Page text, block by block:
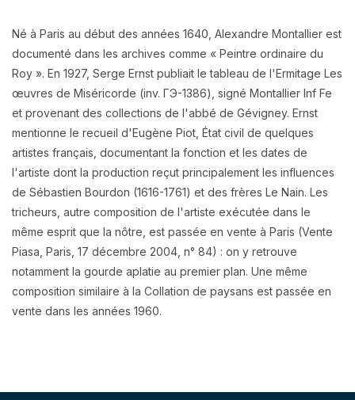
Né à Paris au début des années 1640, Alexandre Montallier est
documenté dans les archives comme « Peintre ordinaire du
Roy ». En 1927, Serge Ernst publiait le tableau de l'Ermitage Les
œuvres de Miséricorde (inv. ГЭ-1386), signé Montallier Inf Fe
et provenant des collections de l'abbé de Gévigney. Ernst
mentionne le recueil d'Eugène Piot, État civil de quelques
artistes français, documentant la fonction et les dates de
l'artiste dont la production reçut principalement les influences
de Sébastien Bourdon (1616-1761) et des frères Le Nain. Les
tricheurs, autre composition de l'artiste exécutée dans le
même esprit que la nôtre, est passée en vente à Paris (Vente
Piasa, Paris, 17 décembre 2004, n° 84) : on y retrouve
notamment la gourde aplatie au premier plan. Une même
composition similaire à la Collation de paysans est passée en
vente dans les années 1960.